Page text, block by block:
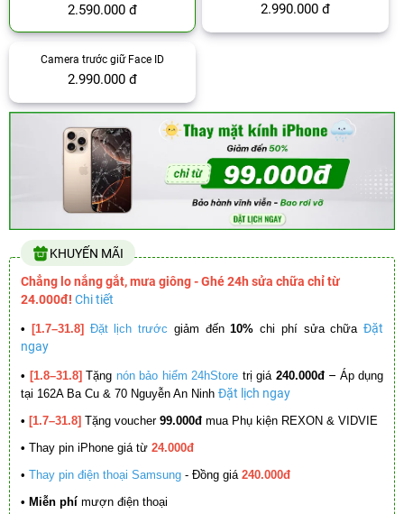
2.590.000 đ 2.990.000 đ
Camera trước giữ Face ID
2.990.000 đ
KHUYẾN MÃI
Chẳng lo nắng gắt, mưa giông - Ghé 24h sửa chữa chỉ từ
24.000đ! Chi tiết
• [1.7–31.8] Đặt lịch trước giảm đến10% chi phí sửa chữa Đặt
ngay
• [1.8–31.8] Tặng nón bảo hiểm 24hStore trị giá 240.000đ – Áp dụng
tại 162A Ba Cu & 70 Nguyễn An Ninh Đặt lịch ngay
• [1.7–31.8] Tặng voucher 99.000đ mua Phụ kiện REXON & VIDVIE
• Thay pin iPhone giá từ 24.000đ
• Thay pin điện thoại Samsung - Đồng giá 240.000đ
• Miễn phí mượn điện thoại